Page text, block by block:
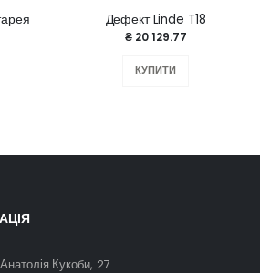
Дефект Linde T18
₴ 20 129.77
КУПИТИ
Кукоби, 27